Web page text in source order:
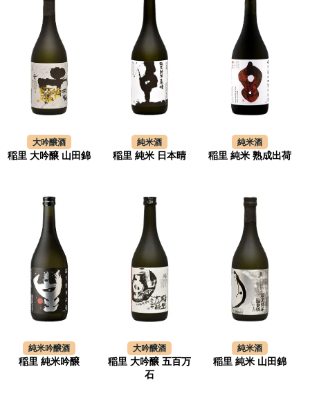
大吟醸酒
稲里 大吟醸 山田錦
純米酒
稲里 純米 日本晴
純米酒
稲里 純米 熟成出荷
純米吟醸酒
稲里 純米吟醸
大吟醸酒
稲里 大吟醸 五百万
石
純米酒
稲里 純米 山田錦